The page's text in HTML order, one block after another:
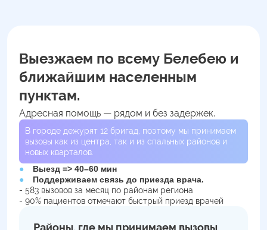
Выезжаем по всему Белебею и
ближайшим населенным
пунктам.
Адресная помощь — рядом и без задержек.
В городе дежурят 12 бригад, поэтому мы принимаем
вызовы как из центра, так и из спальных районов и
новых кварталов.
Выезд => 40–60 мин
Поддерживаем связь до приезда врача.
- 583 вызовов за месяц по районам региона
- 90% пациентов отмечают быстрый приезд врачей
Районы, где мы принимаем вызовы